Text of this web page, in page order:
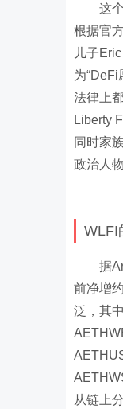
这
根据官
儿子
为
法律上
Liberty
同时家
政治人
WLFI
据
前净增
泛，其
从链上